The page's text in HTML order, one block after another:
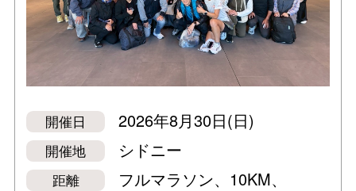
開催日 2026年8月30日(日)
開催地 シドニー
距離
フルマラソン、10KM、